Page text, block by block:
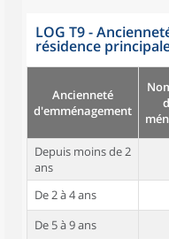
LOG T9 -
résidence
Ancienneté
d'emménagement
Depuis moins de 2
ans
De 2 à 4 ans
De 5 à 9 ans